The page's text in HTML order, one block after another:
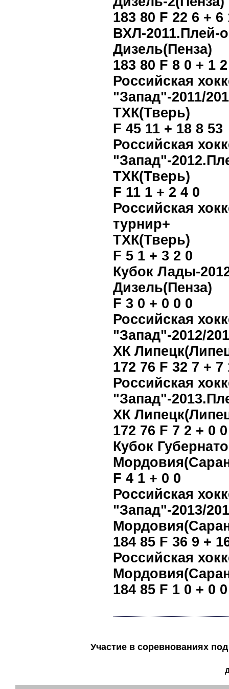
183 80 F 22 6 + 6
ВХЛ-2011.Плей-
Дизель(Пенза)
183 80 F 8 0 + 1
Российская
"Запад"-2011/
ТХК(Тверь)
F 45 11 + 18 8 53
Российская
"Запад"-
ТХК(Тверь)
F 11 1 + 2 4 0
Российская
турнир+
ТХК(Тверь)
F 5 1 + 3 2 0
Кубок Лады-
Дизель(Пенза)
F 3 0 + 0 0 0
Российская
"Запад"-2012/
ХК
172 76 F 32 7 + 7
Российская
"Запад"-
ХК
172 76 F 7 2 + 0 0
Кубок
F 4 1 + 0 0
Российская
"Запад"-2013/
184 85 F 36 9 +
Российская
184 85 F 1 0 + 0 0
Участие в соревнованиях